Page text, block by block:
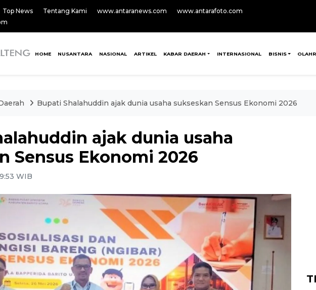
Top News Tentang Kami www.antaranews.com
www.antarafoto.com
HOME NUSANTARA NASIONAL ARTIKEL KABAR DAERAH INTERNASIONAL BISNIS
Bupati Shalahuddin ajak dunia usaha sukseskan Sensus Ekonomi 2026
ajak dunia usaha
Sensus Ekonomi 2026
WIB